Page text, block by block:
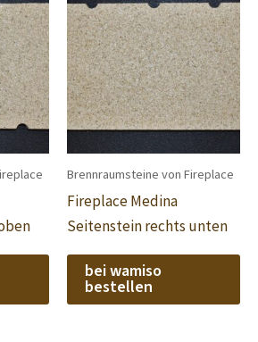
Brennraumsteine von Fireplace
Fireplace Medina
Seitenstein rechts unten
bei wamiso
bestellen